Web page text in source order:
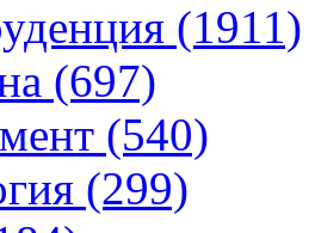
(1911)
(697)
(540)
(299)